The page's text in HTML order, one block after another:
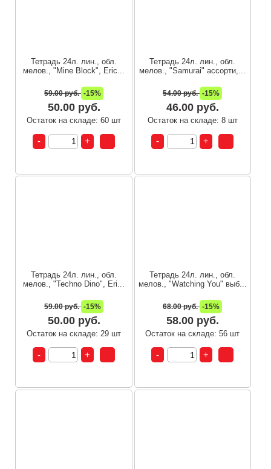
Тетрадь 24л. лин., обл.
мелов., "Mine Block", Eric...
59.00 руб. -15%
50.00 руб.
Остаток на складе: 60 шт
Тетрадь 24л. лин., обл.
мелов., "Samurai" ассорти,...
54.00 руб. -15%
46.00 руб.
Остаток на складе: 8 шт
Тетрадь 24л. лин., обл.
мелов., "Techno Dino", Eri...
59.00 руб. -15%
50.00 руб.
Остаток на складе: 29 шт
Тетрадь 24л. лин., обл.
мелов., "Watching You" выб...
68.00 руб. -15%
58.00 руб.
Остаток на складе: 56 шт